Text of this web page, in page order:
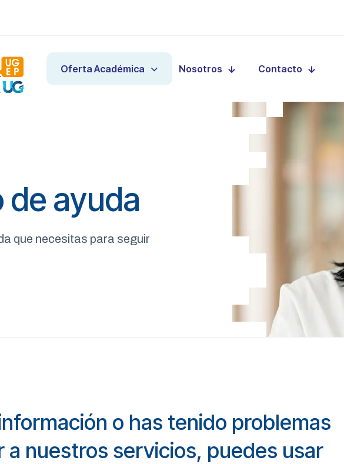
Oferta Académica Nosotros Contacto
de ayuda
que necesitas para seguir
o has tenido problemas
a nuestros servicios, puedes usar